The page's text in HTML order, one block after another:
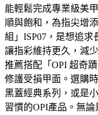
能輕鬆完成專業級美
順與飽和，為指尖增
組」ISP07，是想追
讓指彩維持更久，減
推薦搭配「OPI 超奇
修護受損甲面。選購
黑蓋經典系列，或是
習慣的OPI產品。無